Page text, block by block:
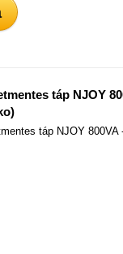
táp NJOY
táp NJOY 800VA